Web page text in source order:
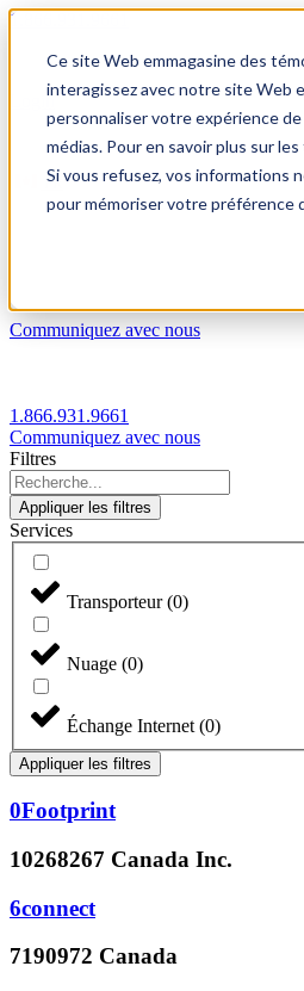
Ce site Web emmagasine des
interagissez avec notre site Web
personnaliser votre expérience
médias. Pour en savoir plus sur
Si vous refusez, vos informations
pour mémoriser votre préférence
1.866.931.9661
Login
FR
Communiquez avec nous
1.866.931.9661
Communiquez avec nous
Filtres
Appliquer les filtres
Services
Transporteur(0)
Nuage (0)
Échange Internet (0)
Appliquer les filtres
0Footprint
10268267 Canada Inc.
6connect
7190972 Canada